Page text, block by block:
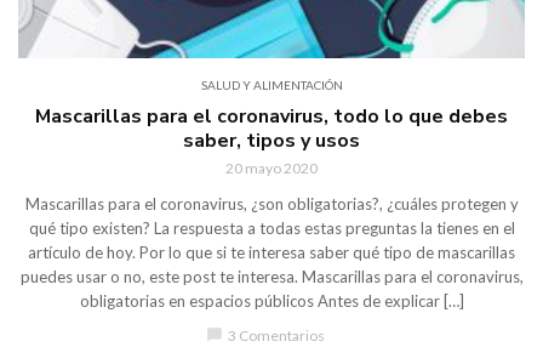
SALUD Y ALIMENTACIÓN
Mascarillas para el coronavirus, todo lo que debes
saber, tipos y usos
20 mayo 2020
Mascarillas para el coronavirus, ¿son obligatorias?, ¿cuáles protegen y
qué tipo existen? La respuesta a todas estas preguntas la tienes en el
artículo de hoy. Por lo que si te interesa saber qué tipo de mascarillas
puedes usar o no, este post te interesa. Mascarillas para el coronavirus,
obligatorias en espacios públicos Antes de explicar […]
chat_bubble 3 Comentarios